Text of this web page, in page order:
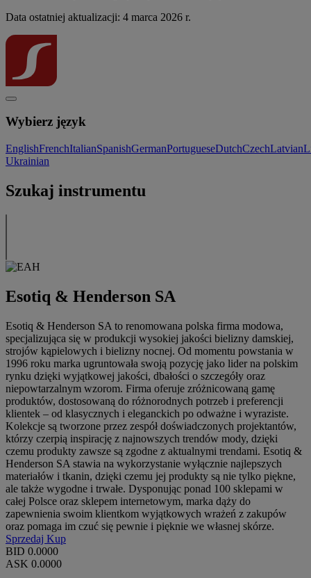
Data ostatniej aktualizacji: 4 marca 2026 r.
Wybierz język
EnglishFrenchItalianSpanishGermanPortugueseDutchCzechLatvian
Ukrainian
Szukaj instrumentu
Esotiq & Henderson SA
Esotiq & Henderson SA to renomowana polska firma modowa,
specjalizująca się w produkcji wysokiej jakości bielizny damskiej,
strojów kąpielowych i bielizny nocnej. Od momentu powstania w
1996 roku marka ugruntowała swoją pozycję jako lider na polskim
rynku dzięki wyjątkowej jakości, dbałości o szczegóły oraz
niepowtarzalnym wzorom. Firma oferuje zróżnicowaną gamę
produktów, dostosowaną do różnorodnych potrzeb i preferencji
klientek – od klasycznych i eleganckich po odważne i wyraziste.
Kolekcje są tworzone przez zespół doświadczonych projektantów,
którzy czerpią inspirację z najnowszych trendów mody, dzięki
czemu produkty zawsze są zgodne z aktualnymi trendami. Esotiq &
Henderson SA stawia na wykorzystanie wyłącznie najlepszych
materiałów i tkanin, dzięki czemu jej produkty są nie tylko piękne,
ale także wygodne i trwałe. Dysponując ponad 100 sklepami w
całej Polsce oraz sklepem internetowym, marka dąży do
zapewnienia swoim klientkom wyjątkowych wrażeń z zakupów
oraz pomaga im czuć się pewnie i pięknie we własnej skórze.
Sprzedaj Kup
BID 0.0000
ASK 0.0000